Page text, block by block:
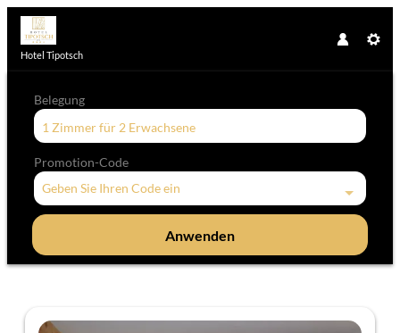
Belegung
1 Zimmerfür 2 Erwachsene
Promotion-Code
Geben Sie Ihren Code ein
Anwenden
Hotel Tipotsch
Unsere Angebote im Zimmer